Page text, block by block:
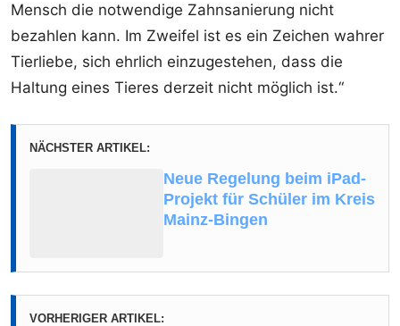
Mensch die notwendige Zahnsanierung nicht
bezahlen kann. Im Zweifel ist es ein Zeichen wahrer
Tierliebe, sich ehrlich einzugestehen, dass die
Haltung eines Tieres derzeit nicht möglich ist.“
NÄCHSTER ARTIKEL:
Neue Regelung beim iPad-
Projekt für Schüler im Kreis
Mainz-Bingen
VORHERIGER ARTIKEL: